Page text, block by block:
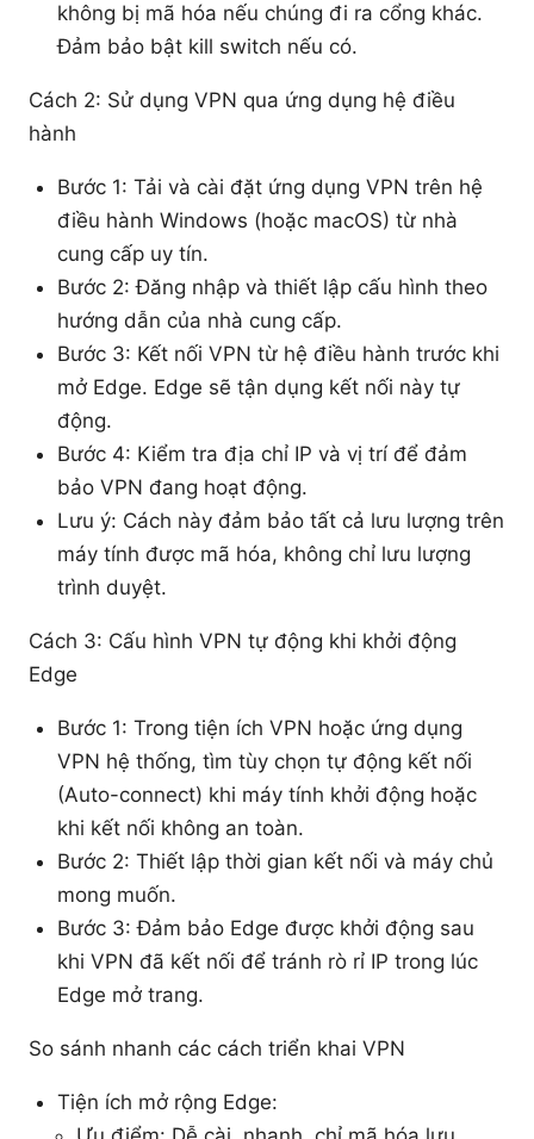
không bị mã hóa nếu chúng đi ra cổng khác.
Đảm bảo bật kill switch nếu có.
Cách 2: Sử dụng VPN qua ứng dụng hệ điều
hành
Bước 1: Tải và cài đặt ứng dụng VPN trên hệ
điều hành Windows (hoặc macOS) từ nhà
cung cấp uy tín.
Bước 2: Đăng nhập và thiết lập cấu hình theo
hướng dẫn của nhà cung cấp.
Bước 3: Kết nối VPN từ hệ điều hành trước khi
mở Edge. Edge sẽ tận dụng kết nối này tự
động.
Bước 4: Kiểm tra địa chỉ IP và vị trí để đảm
bảo VPN đang hoạt động.
Lưu ý: Cách này đảm bảo tất cả lưu lượng trên
máy tính được mã hóa, không chỉ lưu lượng
trình duyệt.
Cách 3: Cấu hình VPN tự động khi khởi động
Edge
Bước 1: Trong tiện ích VPN hoặc ứng dụng
VPN hệ thống, tìm tùy chọn tự động kết nối
(Auto-connect) khi máy tính khởi động hoặc
khi kết nối không an toàn.
Bước 2: Thiết lập thời gian kết nối và máy chủ
mong muốn.
Bước 3: Đảm bảo Edge được khởi động sau
khi VPN đã kết nối để tránh rò rỉ IP trong lúc
Edge mở trang.
So sánh nhanh các cách triển khai VPN
Tiện ích mở rộng Edge: